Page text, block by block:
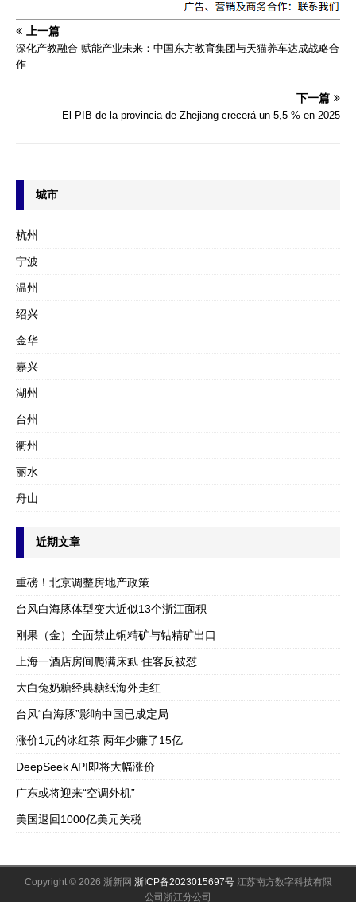
上一篇
深化产教融合 赋能产业未来：中国东方教育集团与天猫养车达成战略合
作
下一篇
El PIB de la provincia de Zhejiang crecerá un 5,5 % en 2025
城市
杭州
宁波
温州
绍兴
金华
嘉兴
湖州
台州
衢州
丽水
舟山
近期文章
重磅！北京调整房地产政策
台风白海豚体型变大近似13个浙江面积
刚果（金）全面禁止铜精矿与钴精矿出口
上海一酒店房间爬满床虱 住客反被怼
大白兔奶糖经典糖纸海外走红
台风“白海豚”影响中国已成定局
涨价1元的冰红茶 两年少赚了15亿
DeepSeek API即将大幅涨价
广东或将迎来“空调外机”
美国退回1000亿美元关税
Copyright © 2026 浙新网 浙ICP备2023015697号江苏南方数字科技有限
公司浙江分公司